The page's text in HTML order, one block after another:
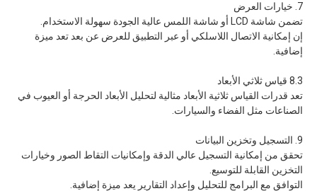
7. خيارات العرض
تضمن شاشة LCD أو شاشة اللمس عالية الجودة سهولة الاستخدام.
إن إمكانية الاتصال اللاسلكي أو عبر التطبيق للعرض عن بعد تعد ميزة
إضافية.
8.3 قياس ثلاثي الأبعاد
تعد قدرات القياس ثلاثية الأبعاد مثالية لتحليل الأبعاد الحرجة أو العيوب في
الصناعات مثل الفضاء والسيارات.
9. التسجيل وتخزين البيانات
تحقق من إمكانية التسجيل عالي الدقة وإمكانيات التقاط الصور وخيارات
التخزين القابلة للتوسيع.
التوافق مع البرامج للتحليل وإعداد التقارير يعد ميزة إضافية.